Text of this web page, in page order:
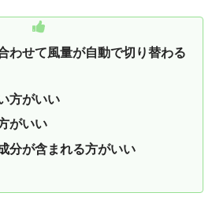
わせて風量が自動で切り替わる
方がいい
がいい
分が含まれる方がいい